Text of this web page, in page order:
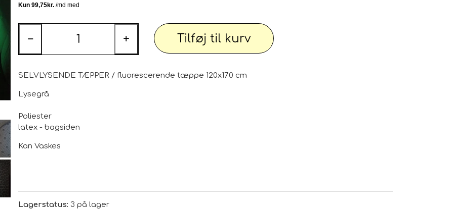
Elektronik og diverse
Smartwatch, mobil og tilbehør
Have
varer
dekoration Sport - Outdoor - Street
− + Tilføj til kurv
SELVLYSENDE TÆPPER / fluorescerende tæppe 120x170 cm
Lysegrå
Poliester
latex - bagsiden
Kan Vaskes
Lagerstatus: 3 på lager